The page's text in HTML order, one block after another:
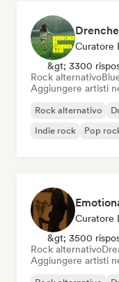
Curatore
&gt; 3300
Rock alternativo
Aggiungere artisti
Rock alternativo
Indie rock
Pop
Curatore
&gt; 3500
Rock alternativo
Aggiungere artisti